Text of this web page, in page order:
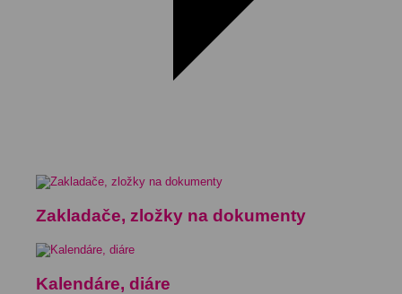
Zakladače, zložky na dokumenty
Kalendáre, diáre